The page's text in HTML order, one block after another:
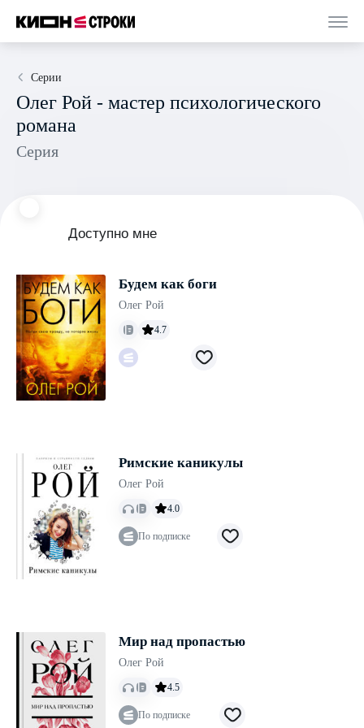
Серии
Олег Рой - мастер психологического
романа
Серия
Доступно мне
Будем как боги
Олег Рой
4.7
Римские каникулы
Олег Рой
4.0
По подписке
Мир над пропастью
Олег Рой
4.5
По подписке